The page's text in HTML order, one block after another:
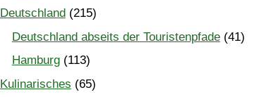
Deutschland(215)
Deutschland abseits der Touristenpfade(41)
Hamburg(113)
Kulinarisches (65)